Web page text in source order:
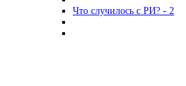
Что случилось с РИ? - 2